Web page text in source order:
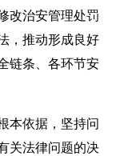
改治安管理处罚
，推动形成良好
链条、各环节安
本依据，坚持问
关法律问题的决